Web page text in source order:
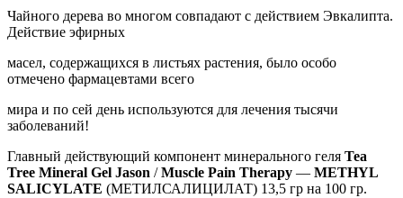
Чайного дерева во многом совпадают с действием Эвкалипта.
Действие эфирных
масел, содержащихся в листьях растения, было особо
отмечено фармацевтами всего
мира и по сей день используются для лечения тысячи
заболеваний!
Главный действующий компонент минерального геля Tea
Tree Mineral Gel Jason /Muscle Pain Therapy — METHYL
SALICYLATE (МЕТИЛСАЛИЦИЛАТ) 13,5 гр на 100 гр.